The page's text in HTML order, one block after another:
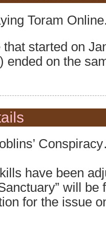
Toram
started on
ended on the
have been
will be
for the issue